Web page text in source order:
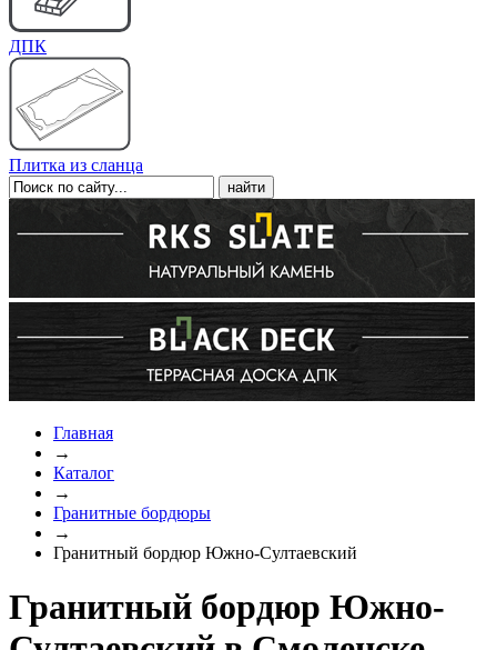
ДПК
Плитка из сланца
Главная
→
Каталог
→
Гранитные бордюры
→
Гранитный бордюр Южно-Султаевский
Гранитный бордюр Южно-